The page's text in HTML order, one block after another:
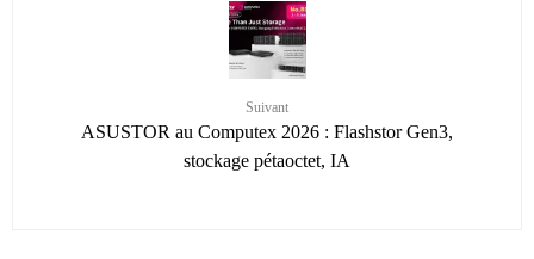
Suivant
ASUSTOR au Computex 2026 : Flashstor Gen3,
stockage pétaoctet, IA